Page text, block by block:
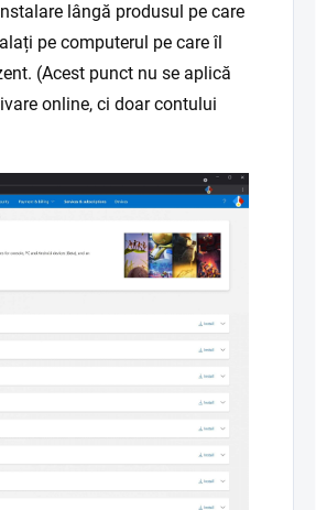
lângă produsul pe care
pe computerul pe care îl
(Acest punct nu se aplică
online, ci doar contului